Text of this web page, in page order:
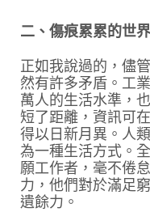
二、傷痕累累的世
正如我說過的，儘
然有許多矛盾。工
萬人的生活水準，
短了距離，資訊可
得以日新月異。人
為一種生活方式。
願工作者，毫不倦
力，他們對於滿足
遺餘力。